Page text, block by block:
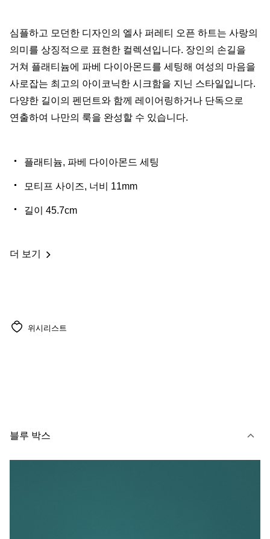
심플하고 모던한 디자인의 엘사 퍼레티 오픈 하트는 사랑의
의미를 상징적으로 표현한 컬렉션입니다. 장인의 손길을
거쳐 플래티늄에 파베 다이아몬드를 세팅해 여성의 마음을
사로잡는 최고의 아이코닉한 시크함을 지닌 스타일입니다.
다양한 길이의 펜던트와 함께 레이어링하거나 단독으로
연출하여 나만의 룩을 완성할 수 있습니다.
플래티늄, 파베 다이아몬드 세팅
모티프 사이즈, 너비 11mm
길이 45.7cm
더 보기
위시리스트
블루 박스